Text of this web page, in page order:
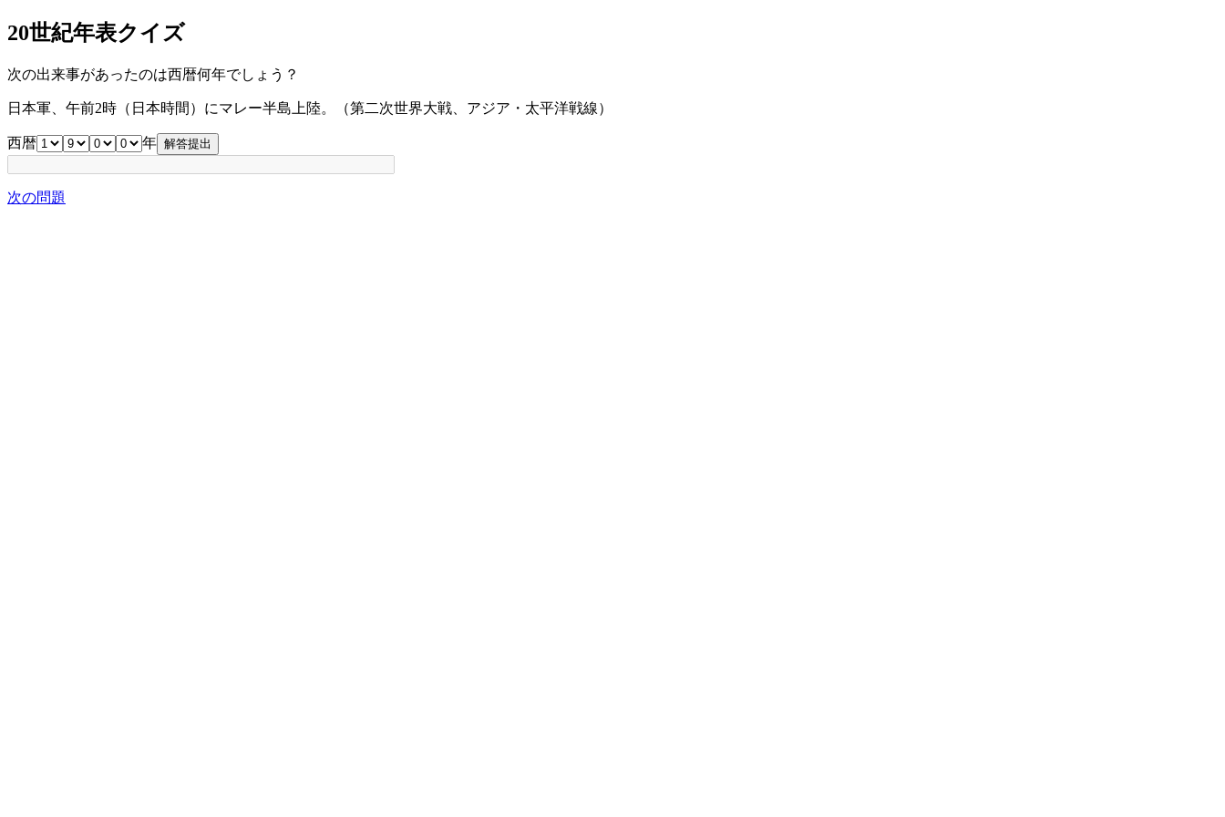
20世紀年表クイズ
次の出来事があったのは西暦何年でしょう？
日本軍、午前2時（日本時間）にマレー半島上陸。（第二次世界大戦、アジア・太平洋戦線）
西暦 年
次の問題